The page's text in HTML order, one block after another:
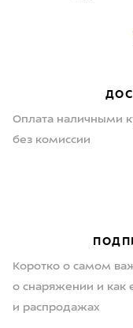
Оплата наличными
без комиссии
Коротко о самом
о снаряжении и как
и распродажах